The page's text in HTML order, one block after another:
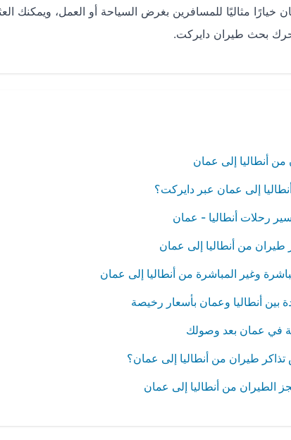
خيارًا مثاليًا للمسافرين بغرض السياحة أو العمل، ويمكنك
بحث طيران دايركت.
أنطاليا إلى عمان
إلى عمان عبر دايركت؟
رحلات أنطاليا - عمان
من أنطاليا إلى عمان
وغير المباشرة من أنطاليا إلى عمان
أنطاليا وعمان بأسعار رخيصة
في عمان بعد وصولك
طيران من أنطاليا إلى عمان؟
الطيران من أنطاليا إلى عمان